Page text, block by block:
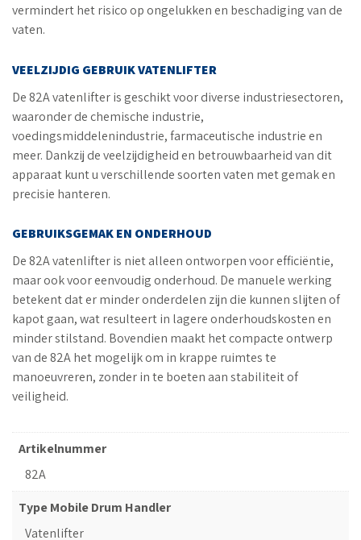
vermindert het risico op ongelukken en beschadiging van de
vaten.
VEELZIJDIG GEBRUIK VATENLIFTER
De 82A vatenlifter is geschikt voor diverse industriesectoren,
waaronder de chemische industrie,
voedingsmiddelenindustrie, farmaceutische industrie en
meer. Dankzij de veelzijdigheid en betrouwbaarheid van dit
apparaat kunt u verschillende soorten vaten met gemak en
precisie hanteren.
GEBRUIKSGEMAK EN ONDERHOUD
De 82A vatenlifter is niet alleen ontworpen voor efficiëntie,
maar ook voor eenvoudig onderhoud. De manuele werking
betekent dat er minder onderdelen zijn die kunnen slijten of
kapot gaan, wat resulteert in lagere onderhoudskosten en
minder stilstand. Bovendien maakt het compacte ontwerp
van de 82A het mogelijk om in krappe ruimtes te
manoeuvreren, zonder in te boeten aan stabiliteit of
veiligheid.
Artikelnummer
82A
Type Mobile Drum Handler
Vatenlifter